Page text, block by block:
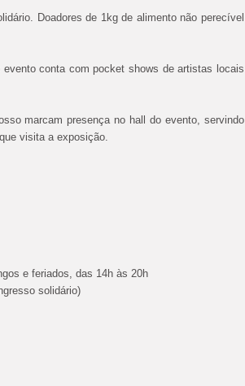
Doadores de 1kg de alimento não perecível
conta com pocket shows de artistas locais
marcam presença no hall do evento, servindo
visita a exposição.
e feriados, das 14h às 20h
solidário)